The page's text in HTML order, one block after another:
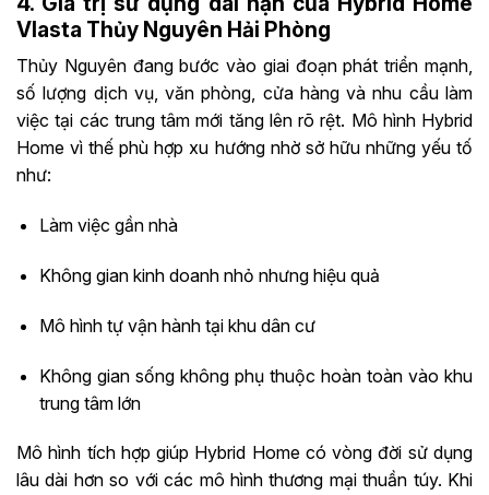
Vlasta Thủy Nguyên Hải Phòng
Thủy Nguyên đang bước vào giai đoạn phát triển mạnh,
số lượng dịch vụ, văn phòng, cửa hàng và nhu cầu làm
việc tại các trung tâm mới tăng lên rõ rệt. Mô hình Hybrid
Home vì thế phù hợp xu hướng nhờ sở hữu những yếu tố
như:
Làm việc gần nhà
Không gian kinh doanh nhỏ nhưng hiệu quả
Mô hình tự vận hành tại khu dân cư
Không gian sống không phụ thuộc hoàn toàn vào khu
trung tâm lớn
Mô hình tích hợp giúp Hybrid Home có vòng đời sử dụng
lâu dài hơn so với các mô hình thương mại thuần túy. Khi